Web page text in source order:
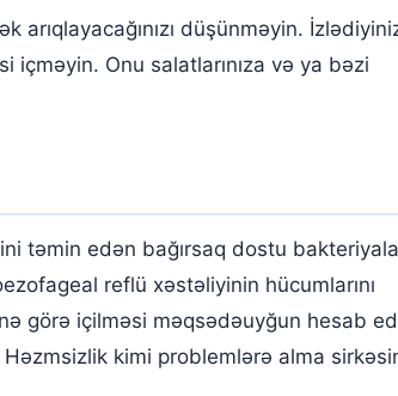
düşünməyin.
Onu salatlarınıza və ya bəzi
təmin edən bağırsaq dostu
reflü xəstəliyinin hücumlarını
görə içilməsi məqsədəuyğun hesab
kimi problemlərə alma